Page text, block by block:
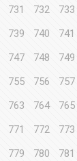
731 732 733
739 740 741
747 748 749
755 756 757
763 764 765
771 772 773
779 780 781